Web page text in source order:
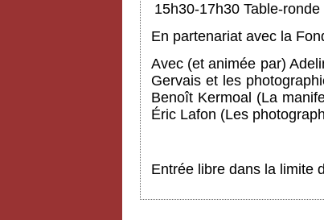
15h30-17h30 Table-ronde
En partenariat avec la
Avec (et animée par)
Gervais et les
Benoît Kermoal (La
Éric Lafon (Les
Entrée libre dans la limite